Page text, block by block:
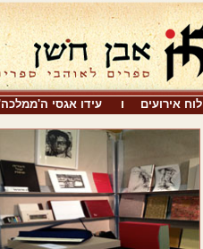
לוח אירועים עידו אגסי